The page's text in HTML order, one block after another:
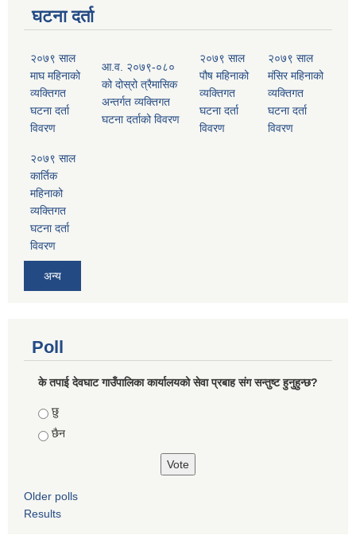
घटना दर्ता
२०७९ साल
माघ महिनाको
व्यक्तिगत
घटना दर्ता
विवरण
आ.व. २०७९-०८०
को दोस्रो त्रैमासिक
अन्तर्गत व्यक्तिगत
घटना दर्ताको विवरण
२०७९ साल
पौष महिनाको
व्यक्तिगत
घटना दर्ता
विवरण
२०७९ साल
मंसिर महिनाको
व्यक्तिगत
घटना दर्ता
विवरण
२०७९ साल
कार्तिक
महिनाको
व्यक्तिगत
घटना दर्ता
विवरण
अन्य
Poll
के तपाई देवघाट गाउँपालिका कार्यालयको सेवा प्रबाह संग सन्तुष्ट हुनुहुन्छ?
Choices
छु
छैन
Older polls
Results